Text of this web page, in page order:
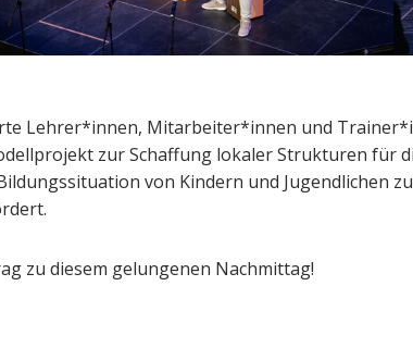
Lehrer*innen, Mitarbeiter*innen und
zur Schaffung lokaler Strukturen für
von Kindern und Jugendlichen
zu diesem gelungenen Nachmittag!